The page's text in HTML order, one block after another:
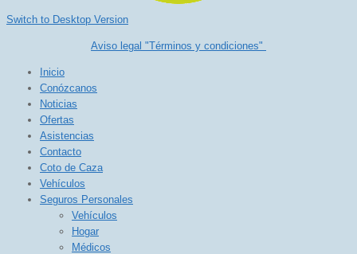
Switch to Desktop Version
Aviso legal "Términos y condiciones"
Inicio
Conózcanos
Noticias
Ofertas
Asistencias
Contacto
Coto de Caza
Vehículos
Seguros Personales
Vehículos
Hogar
Médicos